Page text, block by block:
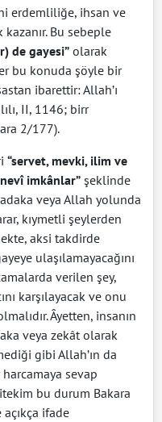
erdemliliğe, ihsan ve
Bu sebeple
de gayesi”olarak
bu konuda şöyle bir
ibarettir: Allah’ı
II, 1146; birr
2/177).
“servet, mevki, ilim ve
imkânlar”şeklinde
veya Allah yolunda
kıymetli şeylerden
aksi takdirde
ulaşılamayacağını
verilen şey,
karşılayacak ve onu
Âyetten, insanın
veya zekât olarak
gibi Allah’ın da
sevap
bu durum Bakara
ifade